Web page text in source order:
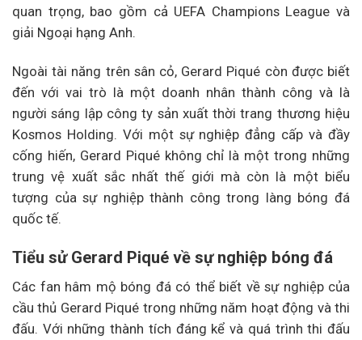
quan trọng, bao gồm cả UEFA Champions League và
giải Ngoại hạng Anh.
Ngoài tài năng trên sân cỏ, Gerard Piqué còn được biết
đến với vai trò là một doanh nhân thành công và là
người sáng lập công ty sản xuất thời trang thương hiệu
Kosmos Holding. Với một sự nghiệp đẳng cấp và đầy
cống hiến, Gerard Piqué không chỉ là một trong những
trung vệ xuất sắc nhất thế giới mà còn là một biểu
tượng của sự nghiệp thành công trong làng bóng đá
quốc tế.
Tiểu sử Gerard Piqué về sự nghiệp bóng đá
Các fan hâm mộ bóng đá có thể biết về sự nghiệp của
cầu thủ Gerard Piqué trong những năm hoạt động và thi
đấu. Với những thành tích đáng kể và quá trình thi đấu